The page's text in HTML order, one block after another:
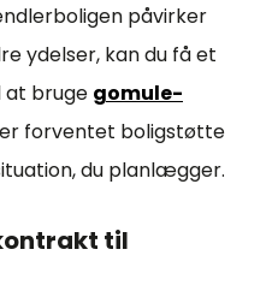
påvirker
ydelser, kan du få et
at bruge gomule-
forventet boligstøtte
du planlægger.
til